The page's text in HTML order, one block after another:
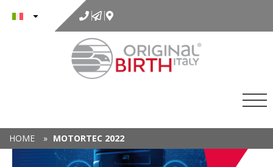
contenuto
HOME » MOTORTEC 2022